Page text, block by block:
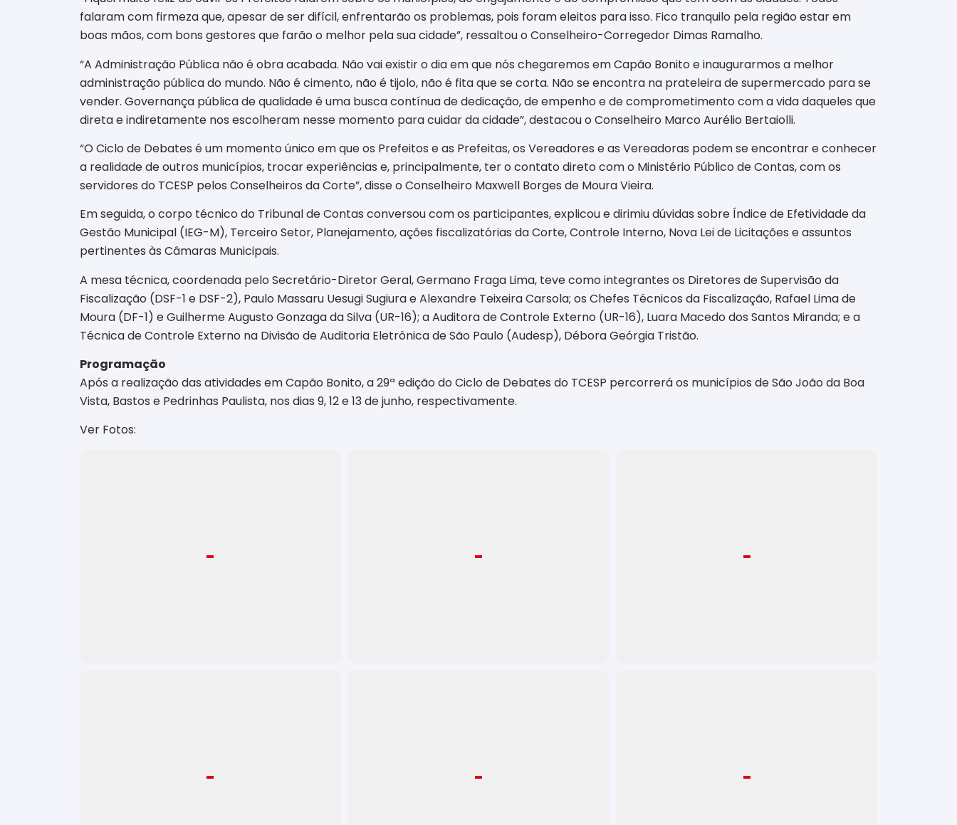
falaram com firmeza que, apesar de ser difícil, enfrentarão os problemas, pois foram eleitos para isso. Fico tranquilo pela região estar em
boas mãos, com bons gestores que farão o melhor pela sua cidade”, ressaltou o Conselheiro-Corregedor Dimas Ramalho.
“A Administração Pública não é obra acabada. Não vai existir o dia em que nós chegaremos em Capão Bonito e inaugurarmos a melhor
administração pública do mundo. Não é cimento, não é tijolo, não é fita que se corta. Não se encontra na prateleira de supermercado para se
vender. Governança pública de qualidade é uma busca contínua de dedicação, de empenho e de comprometimento com a vida daqueles que
direta e indiretamente nos escolheram nesse momento para cuidar da cidade”, destacou o Conselheiro Marco Aurélio Bertaiolli.
“O Ciclo de Debates é um momento único em que os Prefeitos e as Prefeitas, os Vereadores e as Vereadoras podem se encontrar e conhecer
a realidade de outros municípios, trocar experiências e, principalmente, ter o contato direto com o Ministério Público de Contas, com os
servidores do TCESP pelos Conselheiros da Corte”, disse o Conselheiro Maxwell Borges de Moura Vieira.
Em seguida, o corpo técnico do Tribunal de Contas conversou com os participantes, explicou e dirimiu dúvidas sobre Índice de Efetividade da
Gestão Municipal (IEG-M), Terceiro Setor, Planejamento, ações fiscalizatórias da Corte, Controle Interno, Nova Lei de Licitações e assuntos
pertinentes às Câmaras Municipais.
A mesa técnica, coordenada pelo Secretário-Diretor Geral, Germano Fraga Lima, teve como integrantes os Diretores de Supervisão da
Fiscalização (DSF-1 e DSF-2), Paulo Massaru Uesugi Sugiura e Alexandre Teixeira Carsola; os Chefes Técnicos da Fiscalização, Rafael Lima de
Moura (DF-1) e Guilherme Augusto Gonzaga da Silva (UR-16); a Auditora de Controle Externo (UR-16), Luara Macedo dos Santos Miranda; e a
Técnica de Controle Externo na Divisão de Auditoria Eletrônica de São Paulo (Audesp), Débora Geórgia Tristão.
Programação
Após a realização das atividades em Capão Bonito, a 29ª edição do Ciclo de Debates do TCESP percorrerá os municípios de São João da Boa
Vista, Bastos e Pedrinhas Paulista, nos dias 9, 12 e 13 de junho, respectivamente.
Ver Fotos: